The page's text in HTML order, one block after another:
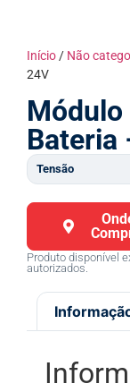
Início/ Não
24V
Módulo
Bateria
Tensão
Produto disponível
autorizados.